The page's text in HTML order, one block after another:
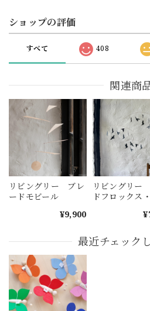
ショップの評価
すべて 408
関連商
リビングリー ブレ
ードモビール
¥9,900
リビングリー
ドフロックス
最近チェック